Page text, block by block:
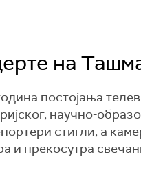
на
постојања
научно-
стигли, а
и прекосутра